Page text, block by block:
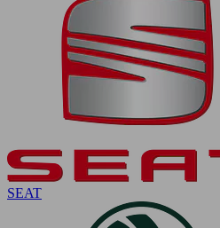
SEAT